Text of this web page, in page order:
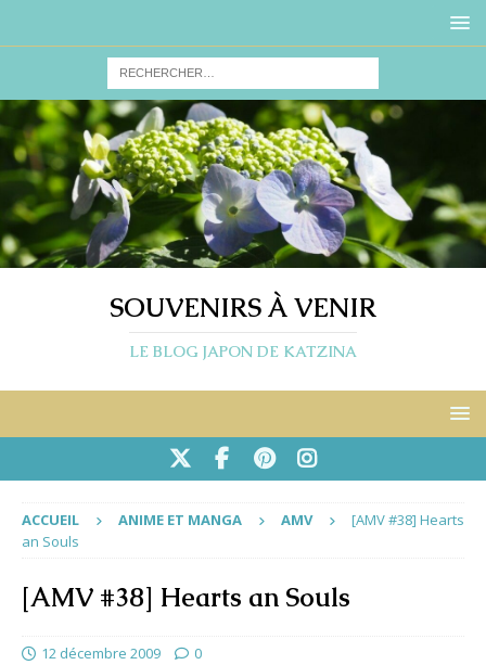
SOUVENIRS À VENIR
LE BLOG JAPON DE KATZINA
ACCUEIL ANIME ET MANGA AMV
[AMV #38] Hearts
an Souls
[AMV #38] Hearts an Souls
12 décembre 2009 0